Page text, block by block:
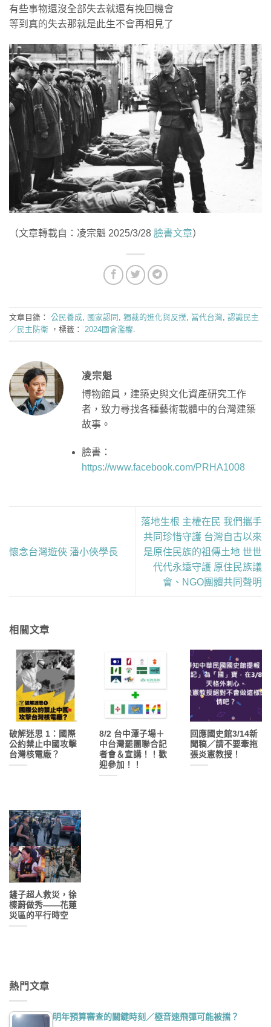
有些事物還沒全部失去就還有挽回機會
等到真的失去那就是此生不會再相見了
（文章轉載自：凌宗魁 2025/3/28 臉書文章）
文章目錄： 公民養成, 國家認同 , 獨裁的進化與反撲, 當代台灣, 認識民主
／民主防衛 ，標籤： 2024國會濫權.
凌宗魁
博物館員，建築史與文化資產研究工作
者，致力尋找各種藝術載體中的台灣建築
故事。
臉書：
https://www.facebook.com/PRHA1008
懷念台灣遊俠 潘小俠學長
落地生根 主權在民 我們攜手
共同珍惜守護 台灣自古以來
是原住民族的祖傳土地 世世
代代永遠守護 原住民族議
會、NGO團體共同聲明
相關文章
破解迷思 1：國際
公約禁止中國攻擊
台灣核電廠？
8/2 台中潭子場＋
中台灣罷團聯合記
者會＆宣講！！歡
迎參加！！
回應國史館3/14新
聞稿／請不要牽拖
張炎憲教授！
鏟子超人救災，徐
榛蔚做秀——花蓮
災區的平行時空
熱門文章
明年預算審查的關鍵時刻／極音速飛彈可能被擋？